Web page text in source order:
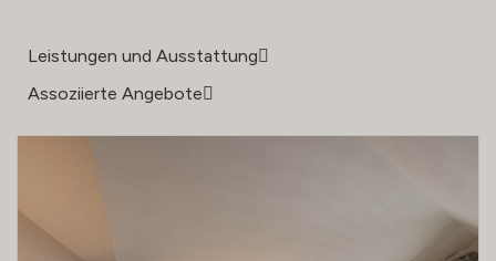
Leistungen und Ausstattung
Assoziierte Angebote